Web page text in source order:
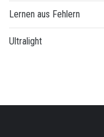
Lernen aus Fehlern
Ultralight